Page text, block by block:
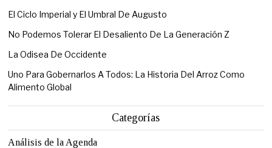
El Ciclo Imperial y El Umbral De Augusto
No Podemos Tolerar El Desaliento De La Generación Z
La Odisea De Occidente
Uno Para Gobernarlos A Todos: La Historia Del Arroz Como
Alimento Global
Categorías
Análisis de la Agenda